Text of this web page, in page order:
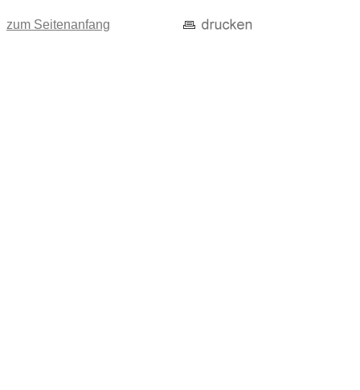
zum Seitenanfang